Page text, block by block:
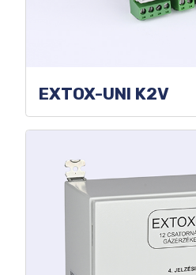
EXTOX-UNI K2V